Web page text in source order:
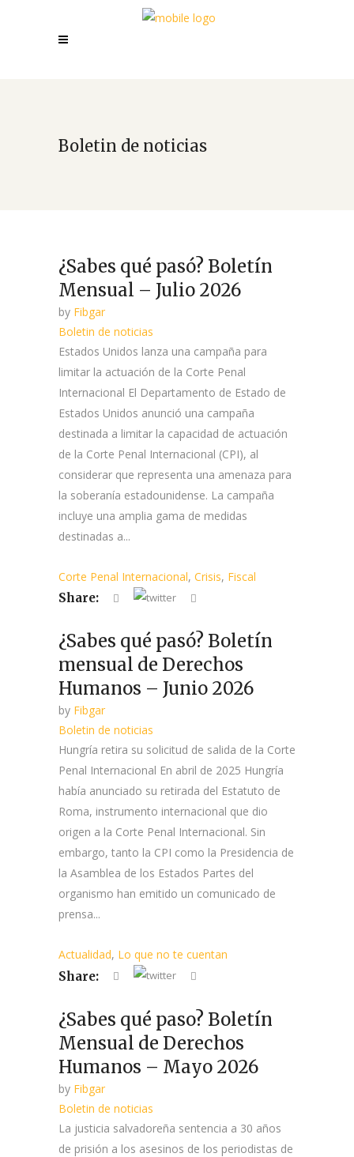
Boletin de noticias
¿Sabes qué pasó? Boletín
Mensual – Julio 2026
by Fibgar
Boletin de noticias
Estados Unidos lanza una campaña para
limitar la actuación de la Corte Penal
Internacional El Departamento de Estado de
Estados Unidos anunció una campaña
destinada a limitar la capacidad de actuación
de la Corte Penal Internacional (CPI), al
considerar que representa una amenaza para
la soberanía estadounidense. La campaña
incluye una amplia gama de medidas
destinadas a...
Corte Penal Internacional, Crisis, Fiscal
Share:
¿Sabes qué pasó? Boletín
mensual de Derechos
Humanos – Junio 2026
by Fibgar
Boletin de noticias
Hungría retira su solicitud de salida de la Corte
Penal Internacional En abril de 2025 Hungría
había anunciado su retirada del Estatuto de
Roma, instrumento internacional que dio
origen a la Corte Penal Internacional. Sin
embargo, tanto la CPI como la Presidencia de
la Asamblea de los Estados Partes del
organismo han emitido un comunicado de
prensa...
Actualidad, Lo que no te cuentan
Share:
¿Sabes qué paso? Boletín
Mensual de Derechos
Humanos – Mayo 2026
by Fibgar
Boletin de noticias
La justicia salvadoreña sentencia a 30 años
de prisión a los asesinos de los periodistas de